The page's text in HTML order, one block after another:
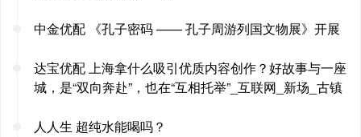
中金优配 《孔子密码 —— 孔子周游列国文物展》开展
达宝优配 上海拿什么吸引优质内容创作？好故事与一座
城，是“双向奔赴”，也在“互相托举”_互联网_新场_古镇
人人生 超纯水能喝吗？